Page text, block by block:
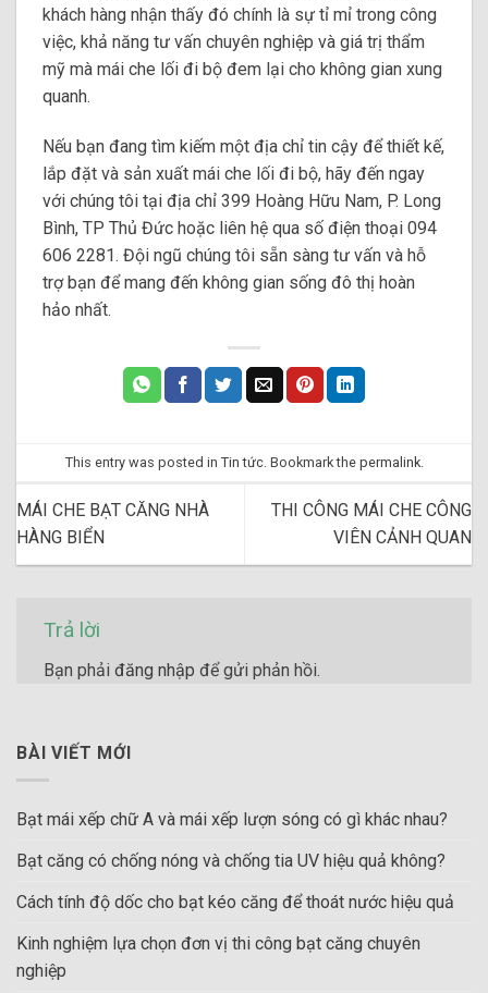
BÀI VIẾT MỚI
Bạt mái xếp chữ A và mái xếp lượn sóng có gì khác nhau?
Bạt căng có chống nóng và chống tia UV hiệu quả không?
Cách tính độ dốc cho bạt kéo căng để thoát nước hiệu quả
Kinh nghiệm lựa chọn đơn vị thi công bạt căng chuyên
nghiệp
khách hàng nhận thấy đó chính là sự tỉ mỉ trong công
việc, khả năng tư vấn chuyên nghiệp và giá trị thẩm
mỹ mà mái che lối đi bộ đem lại cho không gian xung
quanh.
Nếu bạn đang tìm kiếm một địa chỉ tin cậy để thiết kế,
lắp đặt và sản xuất mái che lối đi bộ, hãy đến ngay
với chúng tôi tại địa chỉ 399 Hoàng Hữu Nam, P. Long
Bình, TP Thủ Đức hoặc liên hệ qua số điện thoại 094
606 2281. Đội ngũ chúng tôi sẵn sàng tư vấn và hỗ
trợ bạn để mang đến không gian sống đô thị hoàn
hảo nhất.
This entry was posted in Tin tức. Bookmark the permalink.
MÁI CHE BẠT CĂNG NHÀ
HÀNG BIỂN
THI CÔNG MÁI CHE CÔNG
VIÊN CẢNH QUAN
Trả lời
Bạn phải đăng nhập để gửi phản hồi.